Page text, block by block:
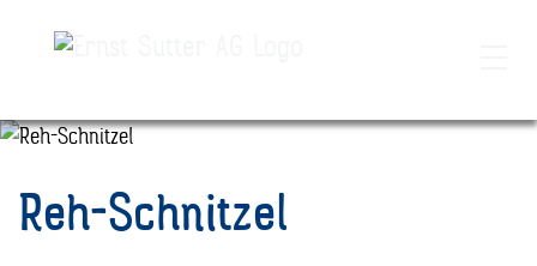
Skip
navigation
(Press
Skip
main
content
Reh-Schnitzel